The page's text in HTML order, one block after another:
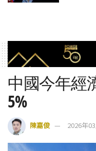
中國今年經
5%
陳嘉俊 2026年